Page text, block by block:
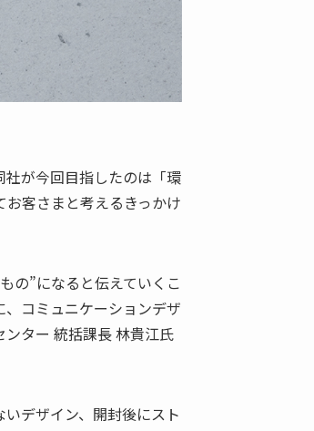
が今回目指したのは「環
客さまと考えるきっかけ
の”になると伝えていくこ
コミュニケーションデザ
ター 統括課長 林貴江氏
デザイン、開封後にスト